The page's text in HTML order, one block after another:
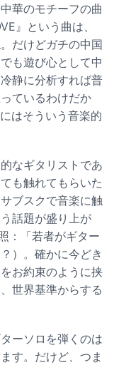
華のモチーフの曲
』という曲は、
だけどガチの中国
も遊び心として中
静に分析すれば普
ているわけだか
はそういう音楽的
なギタリストであ
も触れてもらいた
ブスクで音楽に触
話題が盛り上が
：
「若者がギター
）。確かに今どき
お約束のように挟
世界基準からする
ーソロを弾くのは
す。だけど、つま